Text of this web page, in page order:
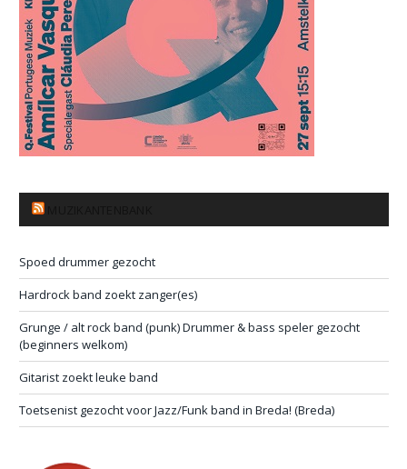
Spoed drummer gezocht
Hardrock band zoekt zanger(es)
Grunge / alt rock band (punk) Drummer & bass speler gezocht
(beginners welkom)
Gitarist zoekt leuke band
Toetsenist gezocht voor Jazz/Funk band in Breda! (Breda)